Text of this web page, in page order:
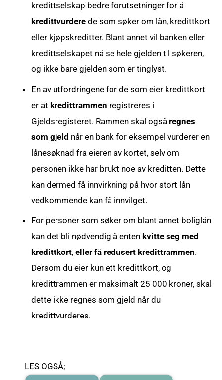
kredittselskap bedre forutsetninger for å
kredittvurderede som søker om lån, kredittkort
eller kjøpskreditter. Blant annet vil banken eller
kredittselskapet nå se hele gjelden til søkeren,
og ikke bare gjelden som er tinglyst.
En av utfordringene for de som eier kredittkort
er at kredittrammen registreres i
Gjeldsregisteret. Rammen skal også regnes
som gjeld når en bank for eksempel vurderer en
lånesøknad fra eieren av kortet, selv om
personen ikke har brukt noe av kreditten. Dette
kan dermed få innvirkning på hvor stort lån
vedkommende kan få innvilget.
For personer som søker om blant annet boliglån
kan det bli nødvendig å enten kvitte seg med
kredittkort, eller få redusert kredittrammen.
Dersom du eier kun ett kredittkort, og
kredittrammen er maksimalt 25 000 kroner, skal
dette ikke regnes som gjeld når du
kredittvurderes.
LES OGSÅ;